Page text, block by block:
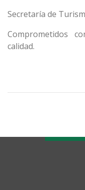
Secretaría de
Comprometidos
calidad.